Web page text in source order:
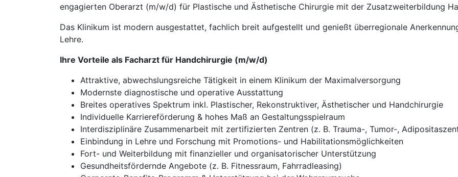
engagierten Oberarzt (m/w/d) für Plastische und Ästhetische Chirurgie mit der Zusatzweiterbildung
Das Klinikum ist modern ausgestattet, fachlich breit aufgestellt und genießt überregionale
Lehre.
Ihre Vorteile als Facharzt für Handchirurgie (m/w/d)
Attraktive, abwechslungsreiche Tätigkeit in einem Klinikum der Maximalversorgung
Modernste diagnostische und operative Ausstattung
Breites operatives Spektrum inkl. Plastischer, Rekonstruktiver, Ästhetischer und Handchirurgie
Individuelle Karriereförderung & hohes Maß an Gestaltungsspielraum
Interdisziplinäre Zusammenarbeit mit zertifizierten Zentren (z. B. Trauma-, Tumor-,
Einbindung in Lehre und Forschung mit Promotions- und Habilitationsmöglichkeiten
Fort- und Weiterbildung mit finanzieller und organisatorischer Unterstützung
Gesundheitsfördernde Angebote (z. B. Fitnessraum, Fahrradleasing)